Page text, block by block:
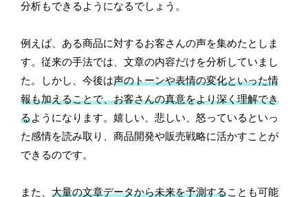
分析もできるようになるでしょう。
例えば、ある商品に対するお客さんの声を集めたとしま
す。従来の手法では、文章の内容だけを分析していまし
た。しかし、今後は声のトーンや表情の変化といった情
報も加えることで、お客さんの真意をより深く理解でき
るようになります。嬉しい、悲しい、怒っているといっ
た感情を読み取り、商品開発や販売戦略に活かすことが
できるのです。
また、大量の文章データから未来を予測することも可能